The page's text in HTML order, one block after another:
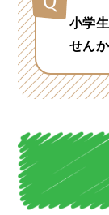
小学
せん
走り
RUN
イク
クラ
入は